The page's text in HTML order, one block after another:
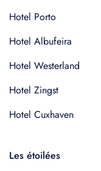
Hotel Porto
Hotel Albufeira
Hotel Westerland
Hotel Zingst
Hotel Cuxhaven
Les étoilées